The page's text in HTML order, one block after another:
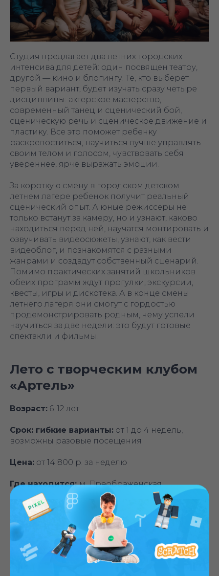
Студия предлагает два летних городских
интенсива для детей: один посвящен театру,
другой — кино и блогингу. Те, кто выберет
первый вариант, будет изучать сразу четыре
дисциплины: актерское мастерство,
современный танец и сценический бой,
сценическую речь и сценическое движение и
пластику. Все это поможет ребенку
раскрепоститься, научиться лучше управлять
своим телом и голосом, чувствовать себя
увереннее, ярче выражать эмоции.
За короткую смену в городском детском
летнем лагере ребенок получит реальный
сценический опыт. А юные режиссеры не
только встанут за камеру, но и узнают, каково
находиться перед ней, научатся монтировать и
озвучивать видеосюжеты, узнают, как вести
видеоблог, и познакомятся с разными
жанрами и создадут собственный сценарий.
Помимо практических занятий школьников
обеих программ ждут прогулки, экскурсии,
квесты, игры и дискотека. А в конце смены
летнего лагеря они смогут с гордостью
продемонстрировать родным, чему успели
научиться за две недели: это будут готовые
спектакли и фильмы.
Лето с творческим клубом
«‎Артель»
Возраст: 6-12 лет
Срок: гибкие варианты: от 1 до 4 недель,
возможны разовые посещения
Цена: от 14 800 р. за неделю
Где находится:м. Преображенская